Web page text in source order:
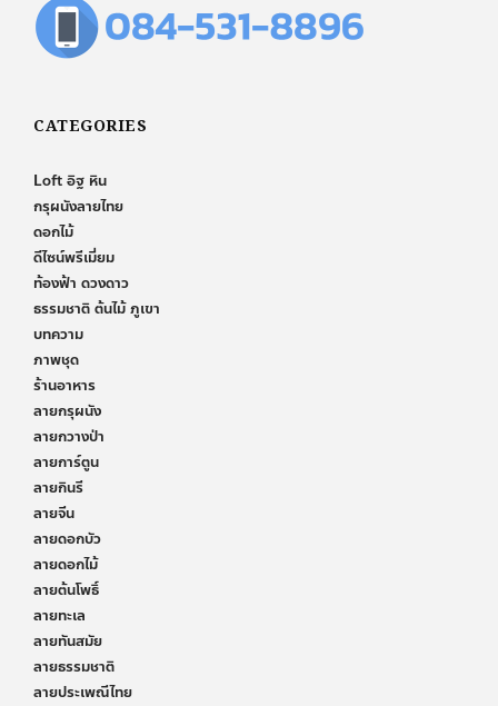
CATEGORIES
Loft อิฐ หิน
กรุผนังลายไทย
ดอกไม้
ดีไซน์พรีเมี่ยม
ท้องฟ้า ดวงดาว
ธรรมชาติ ต้นไม้ ภูเขา
บทความ
ภาพชุด
ร้านอาหาร
ลายกรุผนัง
ลายกวางป่า
ลายการ์ตูน
ลายกินรี
ลายจีน
ลายดอกบัว
ลายดอกไม้
ลายต้นโพธิ์
ลายทะเล
ลายทันสมัย
ลายธรรมชาติ
ลายประเพณีไทย